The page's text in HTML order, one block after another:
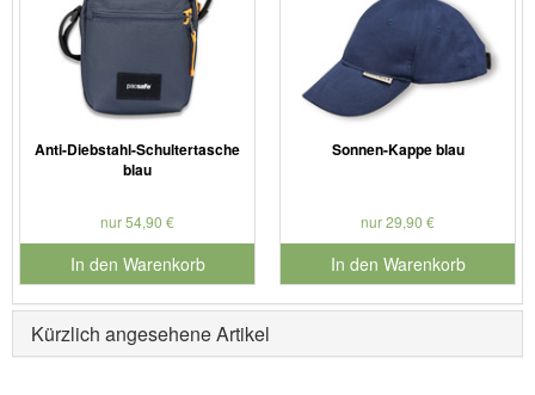
Anti-Diebstahl-Schultertasche
blau
nur 54,90 €
In den Warenkorb
für Produktnummer 902280
Sonnen-Kappe blau
nur 29,90 €
In den Warenkorb
für Produktnummer 990608
Kürzlich angesehene Artikel